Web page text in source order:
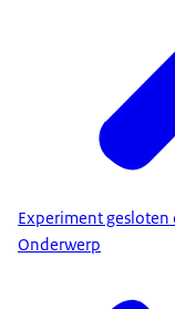
Experiment
Onderwerp